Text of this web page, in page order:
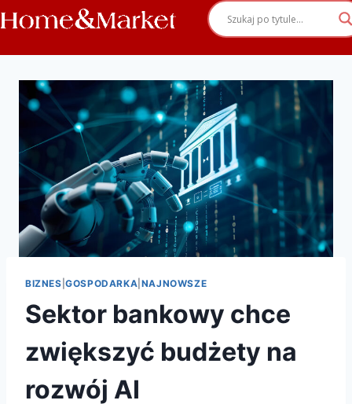
BIZNES |GOSPODARKA NAJNOWSZE
Sektor bankowy chce
zwiększyć budżety na
rozwój AI